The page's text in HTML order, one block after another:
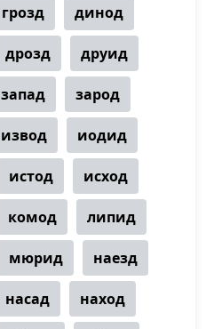
грозд динод
дрозд друид
запад зарод
извод иодид
истод исход
комод липид
мюрид наезд
насад наход